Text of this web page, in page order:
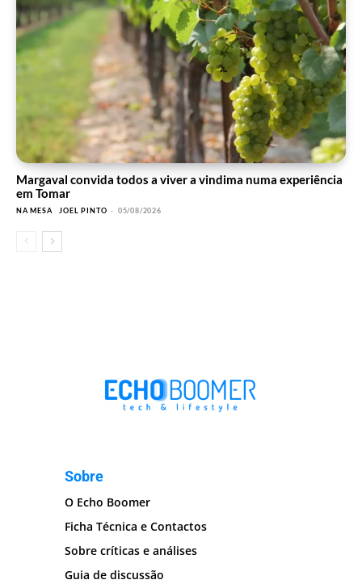
Margaval convida todos a viver a vindima numa experiência
em Tomar
NA MESA JOEL PINTO - 05/08/2026
Sobre
O Echo Boomer
Ficha Técnica e Contactos
Sobre críticas e análises
Guia de discussão